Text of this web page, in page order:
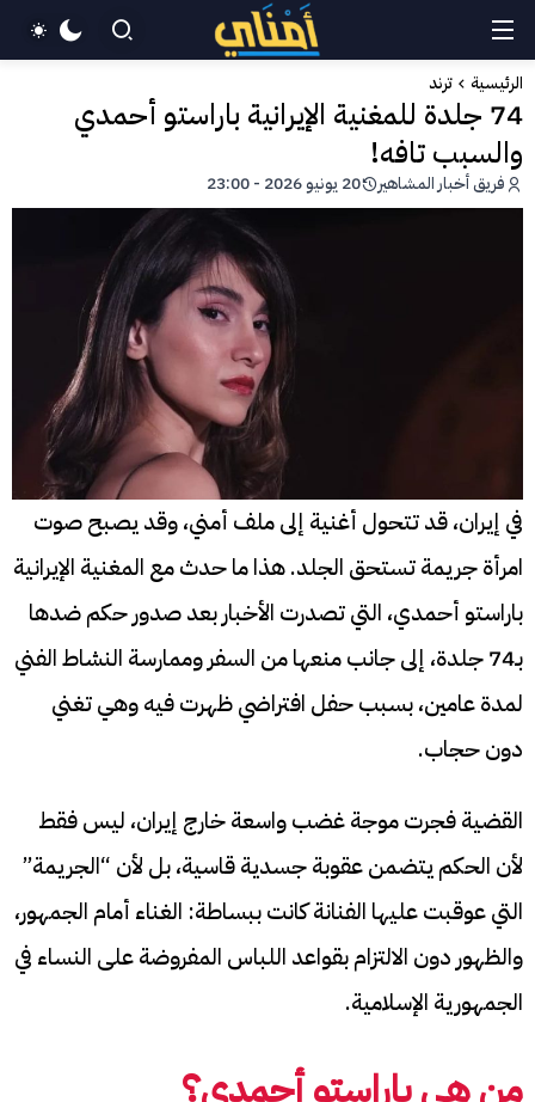
الرئيسية ترند
74 جلدة للمغنية الإيرانية باراستو أحمدي
والسبب تافه!
فريق أخبار المشاهير 20 يونيو 2026 - 23:00
في إيران، قد تتحول أغنية إلى ملف أمني، وقد يصبح صوت
امرأة جريمة تستحق الجلد. هذا ما حدث مع المغنية الإيرانية
باراستو أحمدي، التي تصدرت الأخبار بعد صدور حكم ضدها
بـ74 جلدة، إلى جانب منعها من السفر وممارسة النشاط الفني
لمدة عامين، بسبب حفل افتراضي ظهرت فيه وهي تغني
دون حجاب.
القضية فجرت موجة غضب واسعة خارج إيران، ليس فقط
لأن الحكم يتضمن عقوبة جسدية قاسية، بل لأن “الجريمة”
التي عوقبت عليها الفنانة كانت ببساطة: الغناء أمام الجمهور،
والظهور دون الالتزام بقواعد اللباس المفروضة على النساء في
الجمهورية الإسلامية.
من هي باراستو أحمدي؟